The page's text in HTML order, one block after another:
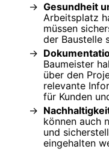
Gesundheit
Arbeitsplatz
müssen
der Baustelle
Baumeister
über den
relevante
für Kunden
können auch
und
eingehalten